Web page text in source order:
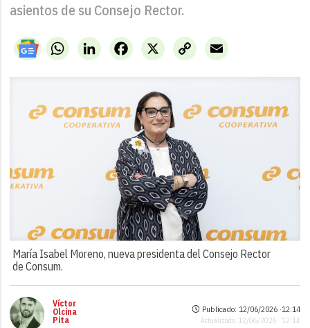
asientos de su Consejo Rector.
WhatsAppLinkedIn X
Facebook
Copy
Link
Email
María Isabel Moreno, nueva presidenta del Consejo Rector
de Consum.
Víctor
Olcina
Pita
Publicado: 12/06/2026 ·12:14
Actualizado: 12/06/2026 · 12:14